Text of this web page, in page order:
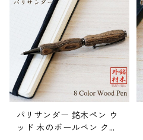
パリサンダー 銘木ペン ウ
ッド 木のボールペン クロ